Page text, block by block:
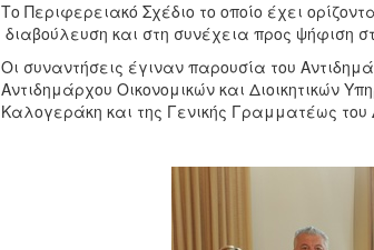
Το Περιφερειακό Σχέδιο το οποίο έχει
διαβούλευση και στη συνέχεια προς ψήφιση
Οι συναντήσεις έγιναν παρουσία του
Αντιδημάρχου Οικονομικών και Διοικητικών
Καλογεράκη και της Γενικής Γραμματέως του